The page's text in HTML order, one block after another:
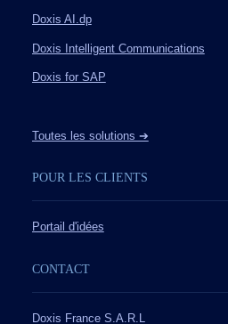
Doxis AI.dp
Doxis Intelligent Communications
Doxis for SAP
Toutes les solutions ➔
POUR LES CLIENTS
Portail d'idées
CONTACT
Doxis France S.A.R.L